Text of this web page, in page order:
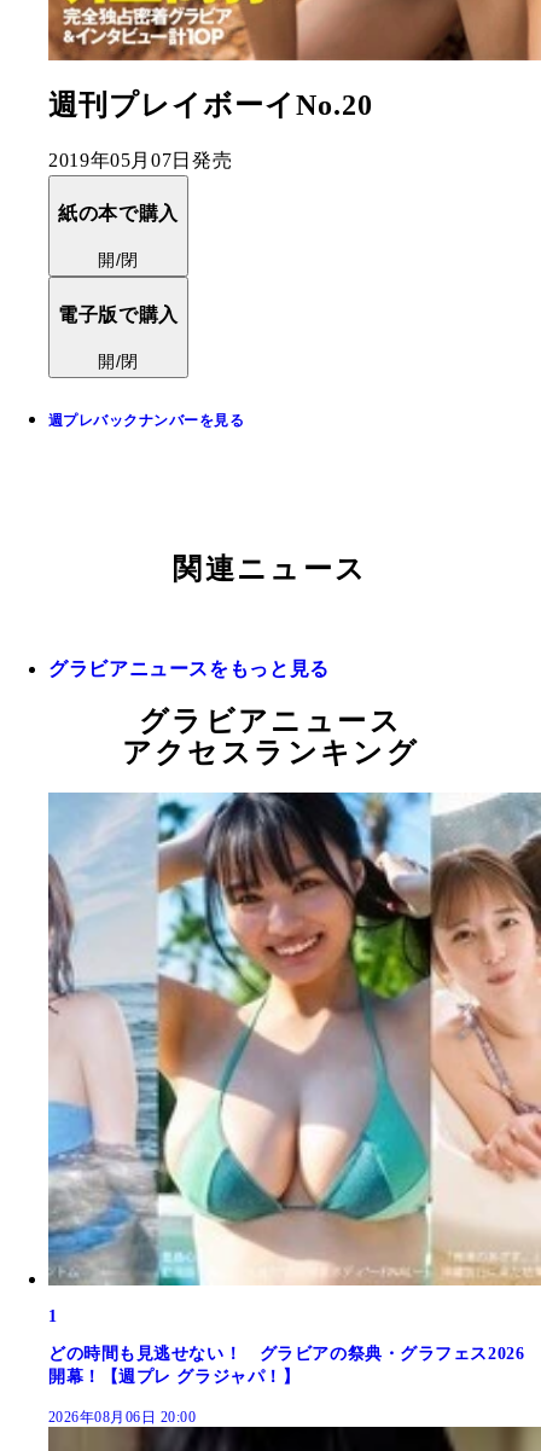
週刊プレイボーイNo.20
2019年05月07日発売
紙の本で購入
開/閉
電子版で購入
開/閉
週プレバックナンバーを見る
関連ニュース
グラビアニュースをもっと見る
グラビアニュース
アクセスランキング
1
どの時間も見逃せない！ グラビアの祭典・グラフェス2026
開幕！【週プレ グラジャパ！】
2026年08月06日 20:00